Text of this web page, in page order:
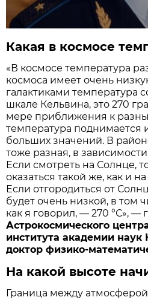
Какая в космосе
«В космосе температура
космоса имеет очень
галактиками температура
шкале Кельвина, это 270
мере приближения к
температура поднимается
больших значений. В
тоже разная, в
Если смотреть на Солнце,
оказаться такой же, как и
Если отгородиться от
будет очень низкой, в том
как я говорил, — 270 °С», —
Астрокосмического
института академии
доктор физико-
На какой высоте
Граница между